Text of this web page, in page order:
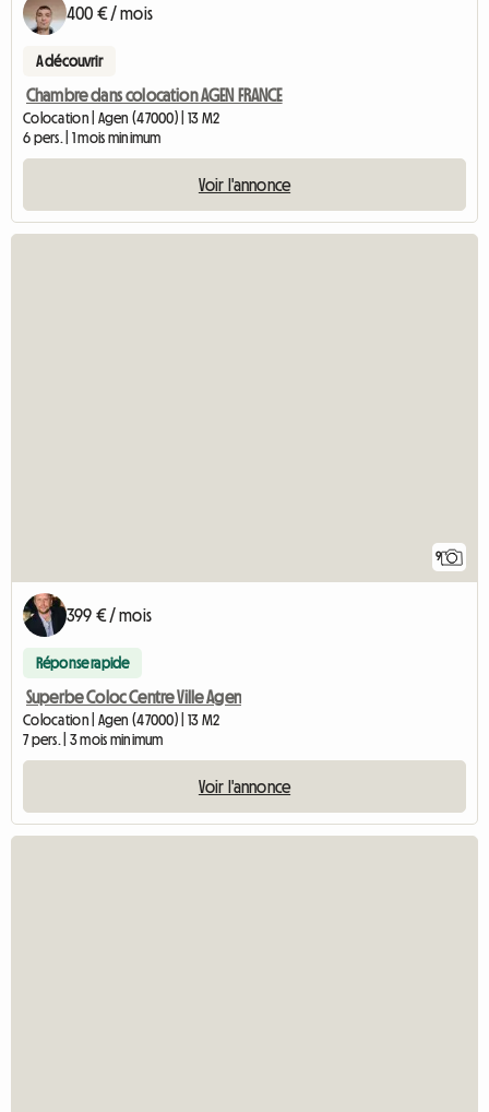
400 € / mois
A découvrir
Chambre dans colocation AGEN FRANCE
Colocation | Agen (47000) | 13 M2
6 pers. | 1 mois minimum
Voir l'annonce
9
399 € / mois
Réponse rapide
Superbe Coloc Centre Ville Agen
Colocation | Agen (47000) | 13 M2
7 pers. | 3 mois minimum
Voir l'annonce